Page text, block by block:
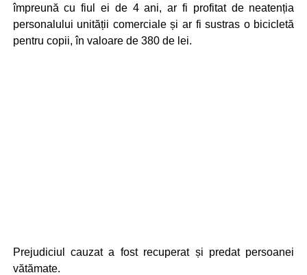
împreună cu fiul ei de 4 ani, ar fi profitat de neatenția
personalului unității comerciale și ar fi sustras o bicicletă
pentru copii, în valoare de 380 de lei.
Prejudiciul cauzat a fost recuperat și predat persoanei
vătămate.